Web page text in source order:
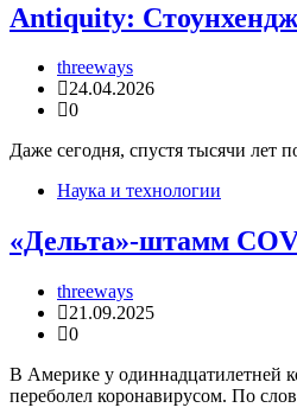
Antiquity: Стоунхендж
threeways
24.04.2026
0
Даже сегодня, спустя тысячи лет
Наука и технологии
«Дельта»-штамм
threeways
21.09.2025
0
В Америке у одиннадцатилетней
переболел коронавирусом. По